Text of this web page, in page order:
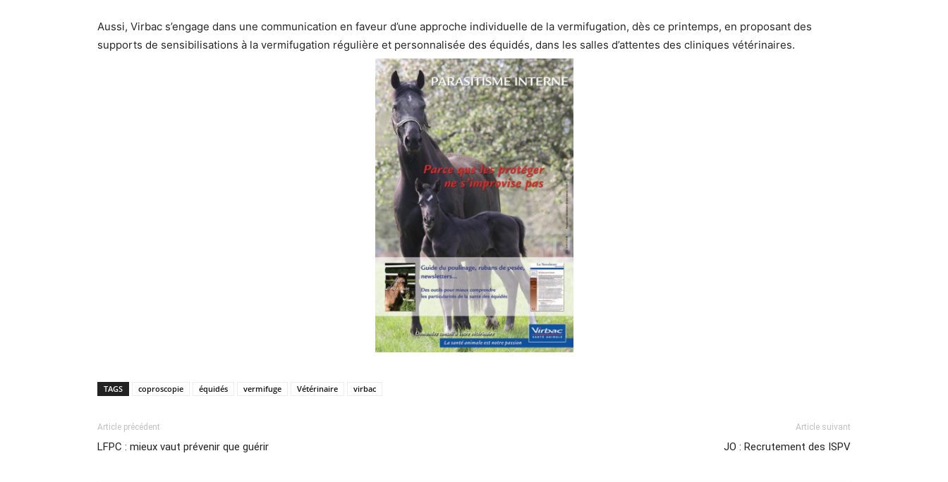
Aussi, Virbac s’engage dans une communication en faveur d’une approche individuelle de la vermifugation, dès ce printemps, en proposant des
supports de sensibilisations à la vermifugation régulière et personnalisée des équidés, dans les salles d’attentes des cliniques vétérinaires.
TAGS coproscopie équidés vermifuge Vétérinaire virbac
Article précédent
LFPC : mieux vaut prévenir que guérir
Article suivant
JO : Recrutement des ISPV